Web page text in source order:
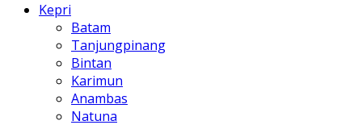
Kepri
Batam
Tanjungpinang
Bintan
Karimun
Anambas
Natuna